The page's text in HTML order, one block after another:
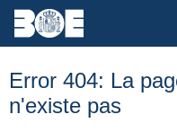
Error 404: La
n'existe pas